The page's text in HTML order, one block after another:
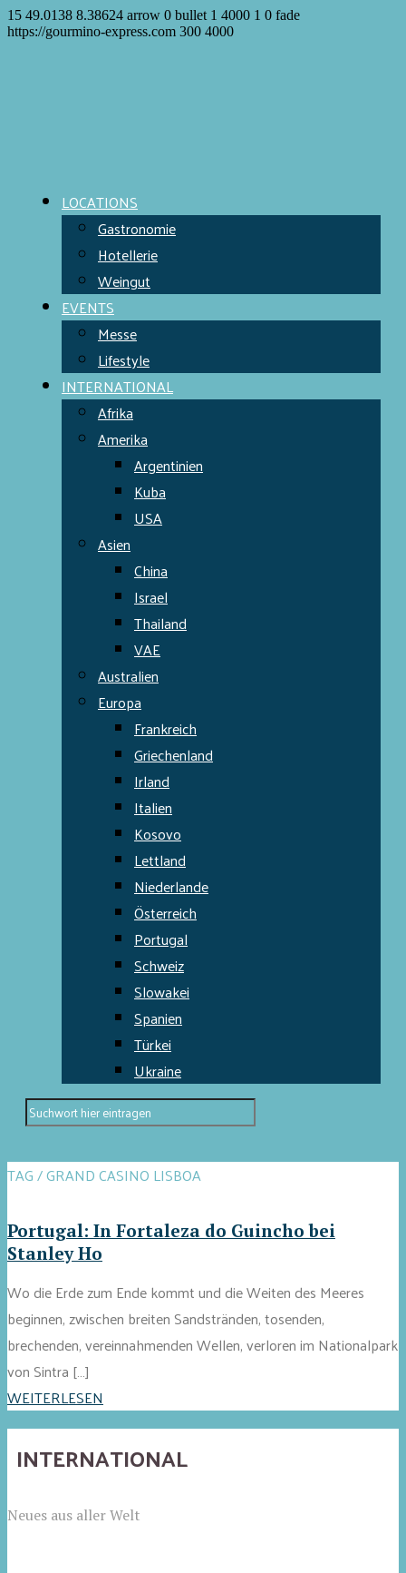
15 49.0138 8.38624 arrow 0 bullet 1 4000 1 0 fade
https://gourmino-express.com 300 4000
LOCATIONS
Gastronomie
Hotellerie
Weingut
EVENTS
Messe
Lifestyle
INTERNATIONAL
Afrika
Amerika
Argentinien
Kuba
USA
Asien
China
Israel
Thailand
VAE
Australien
Europa
Frankreich
Griechenland
Irland
Italien
Kosovo
Lettland
Niederlande
Österreich
Portugal
Schweiz
Slowakei
Spanien
Türkei
Ukraine
TAG / GRAND CASINO LISBOA
Portugal: In Fortaleza do Guincho bei
Stanley Ho
Wo die Erde zum Ende kommt und die Weiten des Meeres
beginnen, zwischen breiten Sandstränden, tosenden,
brechenden, vereinnahmenden Wellen, verloren im Nationalpark
von Sintra […]
WEITERLESEN
INTERNATIONAL
Neues aus aller Welt